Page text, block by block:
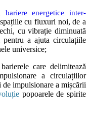
bariere energetice inter-
cu fluxuri noi, de a
cu vibrație diminuată
a ajuta circulațiile
universice;
care delimitează
a circulațiilor
de impulsionare a mișcării
popoarele de spirite